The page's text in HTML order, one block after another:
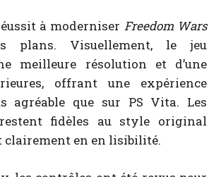
à moderniser Freedom Wars
plans. Visuellement, le jeu
meilleure résolution et d’une
offrant une expérience
agréable que sur PS Vita. Les
fidèles au style original
clairement en en lisibilité.